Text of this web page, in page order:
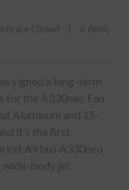
are Closed
6 April,
signed a long-term
for the A330neo Fan
Aluminum and 15-
it’s the first
Airbus A330neo
wide-body jet